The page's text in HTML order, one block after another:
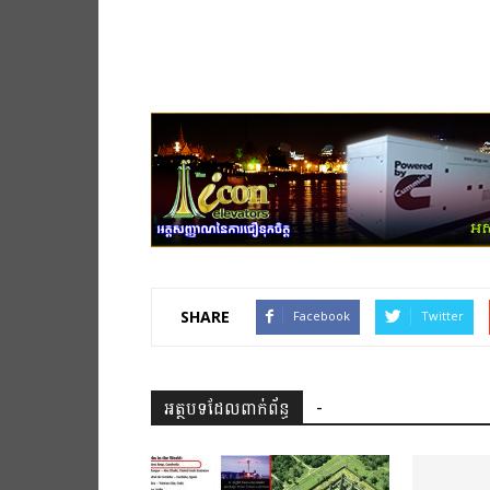
SHARE Facebook Twitter
អត្ថបទដែលពាក់ព័ន្ធ -